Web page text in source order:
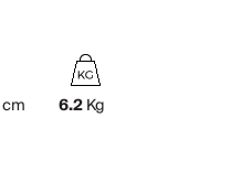
cm 6.2Kg